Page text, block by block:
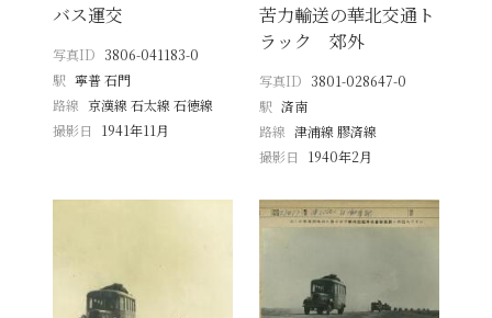
バス運交
写真ID 3806-041183-0
駅 寧普 石門
路線 京漢線 石太線 石徳線
撮影日
1941年11月
苦力輸送の華北交通ト
ラック 郊外
写真ID 3801-028647-0
駅 済南
路線 津浦線 膠済線
撮影日
1940年2月